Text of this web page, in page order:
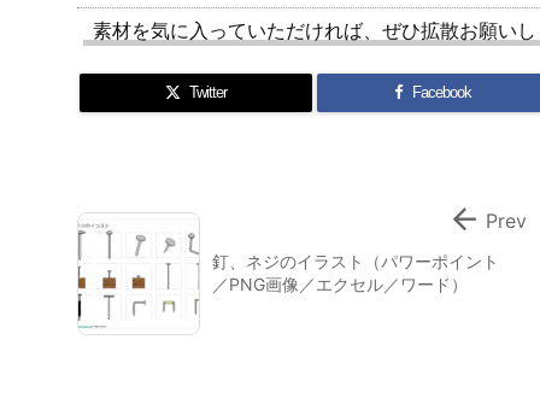
素材を気に入っていただければ、ぜひ拡散お願い
Twitter Facebook
釘、ネジのイラスト（パワーポイント
／PNG画像／エクセル／ワード）
 Prev